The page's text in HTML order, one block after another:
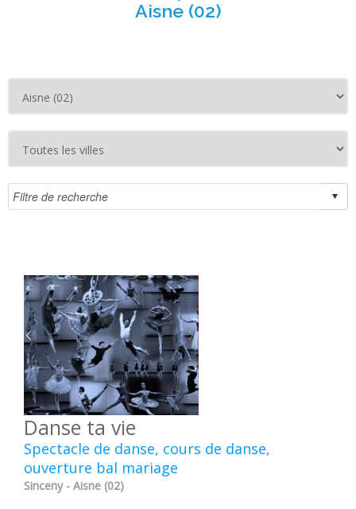
Aisne (02)
Danse ta vie
Spectacle de danse, cours de danse,
ouverture bal mariage
Sinceny - Aisne (02)